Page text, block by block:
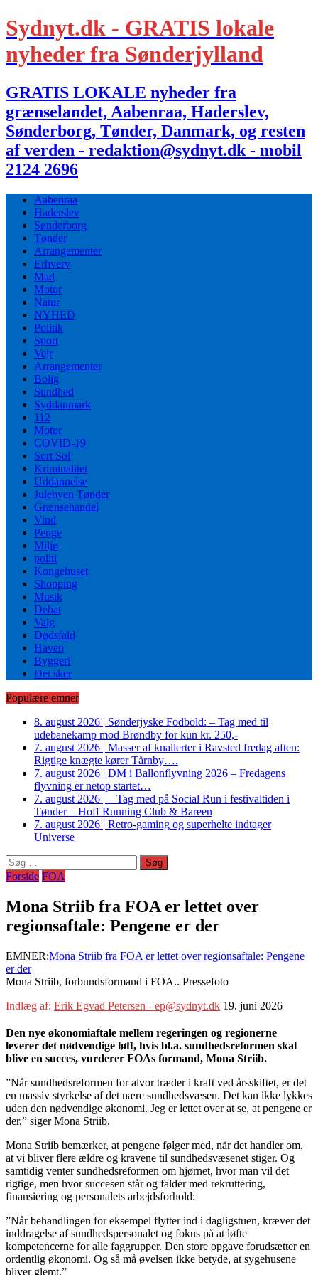
Sydnyt.dk - GRATIS lokale
nyheder fra Sønderjylland
GRATIS LOKALE nyheder fra
grænselandet, Aabenraa, Haderslev,
Sønderborg, Tønder, Danmark, og resten
af verden - redaktion@sydnyt.dk - mobil
2124 2696
Aabenraa
Haderslev
Sønderborg
Tønder
Arrangementer
Erhverv
Mad
Motor
Natur
NYHED
Politik
Sport
Vejr
Arrangementer
Bolig
Sundhed
Syddanmark
112
Motor
COVID-19
Sort Sol
Kriminalitet
Uddannelse
Julebyen Tønder
Grænsehandel
Vind
Penge
Miljø
politi
Kongehuset
Shopping
Musik
Debat
Valg
Dødsfald
Haven
Byggeri
Det sker
Populære emner
8. august 2026 | Sønderjyske Fodbold: – Tag med til
udebanekamp mod Brøndby for kun kr. 250,-
7. august 2026 | Masser af knallerter i Ravsted fredag aften:
Rigtige knægte kører Tårnby….
7. august 2026 | DM i Ballonflyvning 2026 – Fredagens
flyvning er netop startet…
7. august 2026 | – Tag med på Social Run i festivaltiden i
Tønder – Hoff Running Club & Bareen
7. august 2026 | Retro-gaming og superhelte indtager
Universe
Søg
efter:
Forside FOA
Mona Striib fra FOA er lettet over
regionsaftale: Pengene er der
EMNER:Mona Striib fra FOA er lettet over regionsaftale: Pengene
er der
Mona Striib, forbundsformand i FOA.. Pressefoto
Indlæg af: Erik Egvad Petersen - ep@sydnyt.dk 19. juni 2026
Den nye økonomiaftale mellem regeringen og regionerne
leverer det nødvendige løft, hvis bl.a. sundhedsreformen skal
blive en succes, vurderer FOAs formand, Mona Striib.
”Når sundhedsreformen for alvor træder i kraft ved årsskiftet, er det
en massiv styrkelse af det nære sundhedsvæsen. Det kan ikke lykkes
uden den nødvendige økonomi. Jeg er lettet over at se, at pengene er
der,” siger Mona Striib.
Mona Striib bemærker, at pengene følger med, når det handler om,
at vi bliver flere ældre og kravene til sundhedsvæsenet stiger. Og
samtidig venter sundhedsreformen om hjørnet, hvor man vil det
rigtige, men hvor succesen står og falder med rekruttering,
finansiering og personalets arbejdsforhold:
”Når behandlingen for eksempel flytter ind i dagligstuen, kræver det
inddragelse af sundhedspersonalet og fokus på at løfte
kompetencerne for alle faggrupper. Den store opgave forudsætter en
ordentlig økonomi. Og så må øvelsen ikke betyde, at sygehusene
bliver glemt.”